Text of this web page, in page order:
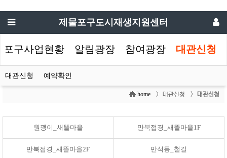
제물포구도시재생지원센터
포구사업현황 알림광장 참여광장 대관신청
대관신청 예약확인
home > 대관신청 > 대관신청
원괭이_새뜰마을 만북접경_새뜰마을1F
만북접경_새뜰마을2F 만석동_철길